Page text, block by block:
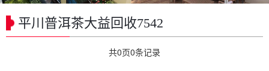
平川普洱茶大益回收7542
共0页0条记录